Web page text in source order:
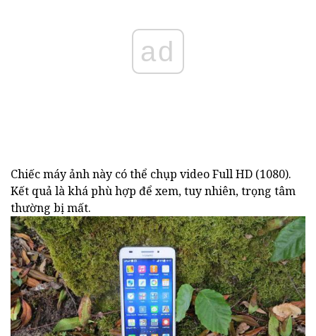
ad
Chiếc máy ảnh này có thể chụp video Full HD (1080).
Kết quả là khá phù hợp để xem, tuy nhiên, trọng tâm
thường bị mất.